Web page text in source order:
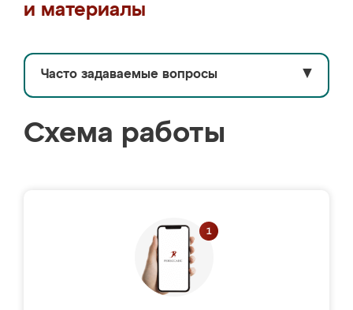
и материалы
Часто задаваемые вопросы ▼
Схема работы